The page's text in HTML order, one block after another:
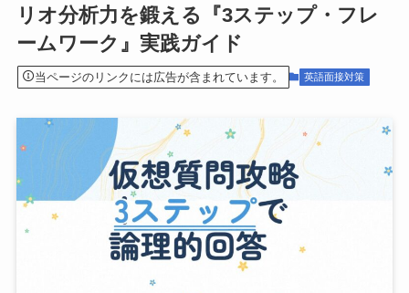
リオ分析力を鍛える『3ステップ・フレ
ームワーク』実践ガイド
当ページのリンクには広告が含まれています。 英語面接対策